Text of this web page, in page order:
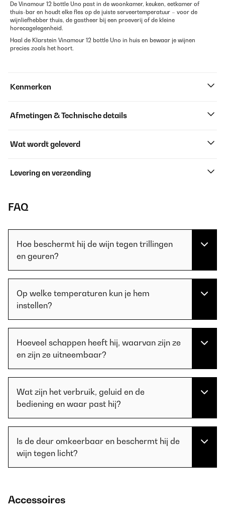
De Vinamour 12 bottle Uno past in de woonkamer, keuken, eetkamer of
thuis-bar en houdt elke fles op de juiste serveertemperatuur – voor de
wijnliefhebber thuis, de gastheer bij een proeverij of de kleine
horecagelegenheid.
Haal de Klarstein Vinamour 12 bottle Uno in huis en bewaar je wijnen
precies zoals het hoort.
Kenmerken
Afmetingen & Technische details
Wat wordt geleverd
Levering en verzending
FAQ
Hoe beschermt hij de wijn tegen trillingen
en geuren?
Op welke temperaturen kun je hem
instellen?
Hoeveel schappen heeft hij, waarvan zijn ze
en zijn ze uitneembaar?
Wat zijn het verbruik, geluid en de
bediening en waar past hij?
Is de deur omkeerbaar en beschermt hij de
wijn tegen licht?
Accessoires